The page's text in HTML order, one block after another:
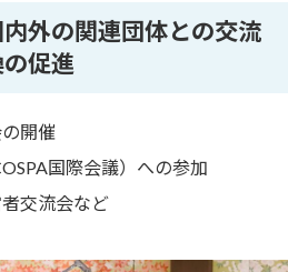
外の関連団体との交流
促進
開催
国際会議）への参加
交流会など